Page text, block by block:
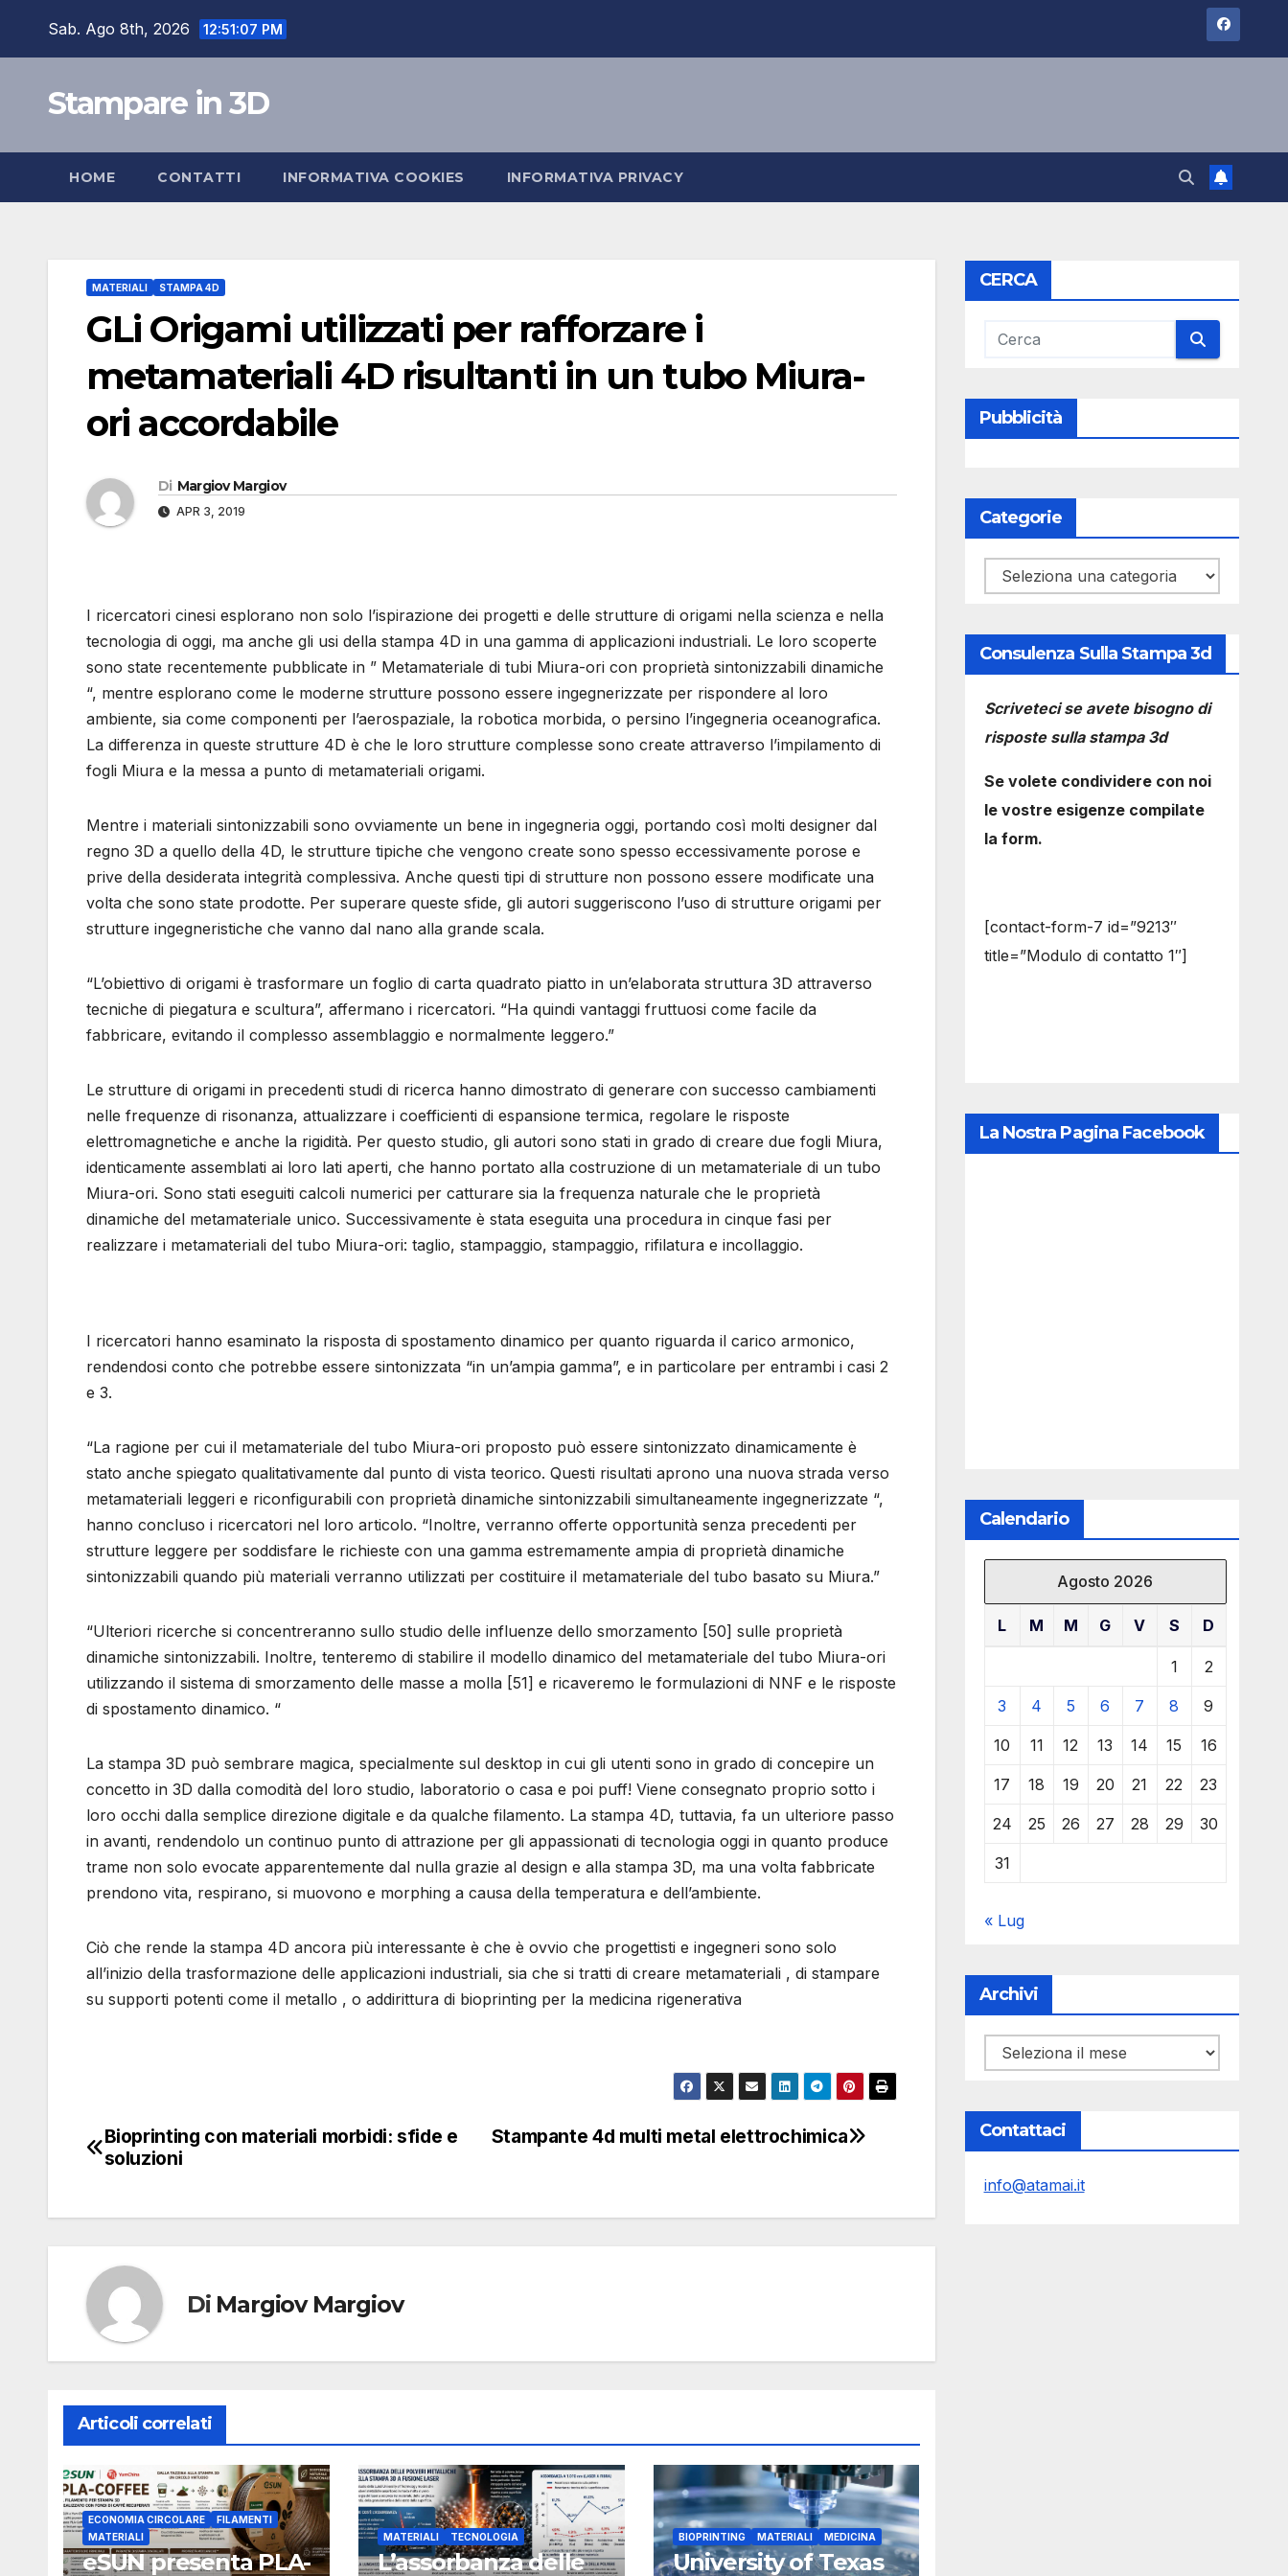
Sab. Ago 8th, 2026 12:51:08 PM
Stampare in 3D
HOME CONTATTI INFORMATIVA COOKIES INFORMATIVA PRIVACY
MATERIALI STAMPA 4D
GLi Origami utilizzati per rafforzare i
metamateriali 4D risultanti in un tubo Miura-
ori accordabile
Di Margiov Margiov
APR 3, 2019
I ricercatori cinesi esplorano non solo l’ispirazione dei progetti e delle strutture di origami nella scienza e nella
tecnologia di oggi, ma anche gli usi della stampa 4D in una gamma di applicazioni industriali. Le loro scoperte
sono state recentemente pubblicate in ” Metamateriale di tubi Miura-ori con proprietà sintonizzabili dinamiche
“, mentre esplorano come le moderne strutture possono essere ingegnerizzate per rispondere al loro
ambiente, sia come componenti per l’aerospaziale, la robotica morbida, o persino l’ingegneria oceanografica.
La differenza in queste strutture 4D è che le loro strutture complesse sono create attraverso l’impilamento di
fogli Miura e la messa a punto di metamateriali origami.
Mentre i materiali sintonizzabili sono ovviamente un bene in ingegneria oggi, portando così molti designer dal
regno 3D a quello della 4D, le strutture tipiche che vengono create sono spesso eccessivamente porose e
prive della desiderata integrità complessiva. Anche questi tipi di strutture non possono essere modificate una
volta che sono state prodotte. Per superare queste sfide, gli autori suggeriscono l’uso di strutture origami per
strutture ingegneristiche che vanno dal nano alla grande scala.
“L’obiettivo di origami è trasformare un foglio di carta quadrato piatto in un’elaborata struttura 3D attraverso
tecniche di piegatura e scultura”, affermano i ricercatori. “Ha quindi vantaggi fruttuosi come facile da
fabbricare, evitando il complesso assemblaggio e normalmente leggero.”
Le strutture di origami in precedenti studi di ricerca hanno dimostrato di generare con successo cambiamenti
nelle frequenze di risonanza, attualizzare i coefficienti di espansione termica, regolare le risposte
elettromagnetiche e anche la rigidità. Per questo studio, gli autori sono stati in grado di creare due fogli Miura,
identicamente assemblati ai loro lati aperti, che hanno portato alla costruzione di un metamateriale di un tubo
Miura-ori. Sono stati eseguiti calcoli numerici per catturare sia la frequenza naturale che le proprietà
dinamiche del metamateriale unico. Successivamente è stata eseguita una procedura in cinque fasi per
realizzare i metamateriali del tubo Miura-ori: taglio, stampaggio, stampaggio, rifilatura e incollaggio.
I ricercatori hanno esaminato la risposta di spostamento dinamico per quanto riguarda il carico armonico,
rendendosi conto che potrebbe essere sintonizzata “in un’ampia gamma”, e in particolare per entrambi i casi 2
e 3.
“La ragione per cui il metamateriale del tubo Miura-ori proposto può essere sintonizzato dinamicamente è
stato anche spiegato qualitativamente dal punto di vista teorico. Questi risultati aprono una nuova strada verso
metamateriali leggeri e riconfigurabili con proprietà dinamiche sintonizzabili simultaneamente ingegnerizzate “,
hanno concluso i ricercatori nel loro articolo. “Inoltre, verranno offerte opportunità senza precedenti per
strutture leggere per soddisfare le richieste con una gamma estremamente ampia di proprietà dinamiche
sintonizzabili quando più materiali verranno utilizzati per costituire il metamateriale del tubo basato su Miura.”
“Ulteriori ricerche si concentreranno sullo studio delle influenze dello smorzamento [50] sulle proprietà
dinamiche sintonizzabili. Inoltre, tenteremo di stabilire il modello dinamico del metamateriale del tubo Miura-ori
utilizzando il sistema di smorzamento delle masse a molla [51] e ricaveremo le formulazioni di NNF e le risposte
di spostamento dinamico. “
La stampa 3D può sembrare magica, specialmente sul desktop in cui gli utenti sono in grado di concepire un
concetto in 3D dalla comodità del loro studio, laboratorio o casa e poi puff! Viene consegnato proprio sotto i
loro occhi dalla semplice direzione digitale e da qualche filamento. La stampa 4D, tuttavia, fa un ulteriore passo
in avanti, rendendolo un continuo punto di attrazione per gli appassionati di tecnologia oggi in quanto produce
trame non solo evocate apparentemente dal nulla grazie al design e alla stampa 3D, ma una volta fabbricate
prendono vita, respirano, si muovono e morphing a causa della temperatura e dell’ambiente.
Ciò che rende la stampa 4D ancora più interessante è che è ovvio che progettisti e ingegneri sono solo
all’inizio della trasformazione delle applicazioni industriali, sia che si tratti di creare metamateriali , di stampare
su supporti potenti come il metallo , o addirittura di bioprinting per la medicina rigenerativa
Navigazione
Stampante 4d multi metal elettrochimica
Bioprinting con materiali morbidi: sfide e
soluzioni
Di Margiov Margiov
Articoli correlati
ECONOMIA CIRCOLARE
FILAMENTI
MATERIALI
eSUN presenta PLA-
MATERIALI TECNOLOGIA
L’assorbanza delle
BIOPRINTING MATERIALI MEDICINA
University of Texas
CERCA
Pubblicità
Categorie
Categorie
Consulenza Sulla Stampa 3d
Scriveteci se avete bisogno di
risposte sulla stampa 3d
Se volete condividere con noi
le vostre esigenze compilate
la form.
[contact-form-7 id=”9213″
title=”Modulo di contatto 1″]
La Nostra Pagina Facebook
Calendario
Agosto 2026
L M M G V S D
1 2
3 4 5 6 7 8 9
10 11 12 13 14 15 16
17 18 19 20 21 22 23
24 25 26 27 28 29 30
31
« Lug
Archivi
Archivi
Contattaci
info@atamai.it